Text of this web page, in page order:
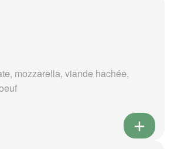
mozzarella, viande hachée,